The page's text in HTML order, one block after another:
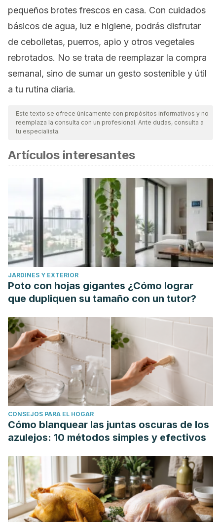
pequeños brotes frescos en casa. Con cuidados
básicos de agua, luz e higiene, podrás disfrutar
de cebolletas, puerros, apio y otros vegetales
rebrotados. No se trata de reemplazar la compra
semanal, sino de sumar un gesto sostenible y útil
a tu rutina diaria.
Este texto se ofrece únicamente con propósitos informativos y no
reemplaza la consulta con un profesional. Ante dudas, consulta a
tu especialista.
Artículos interesantes
JARDINES Y EXTERIOR
Poto con hojas gigantes ¿Cómo lograr
que dupliquen su tamaño con un tutor?
CONSEJOS PARA EL HOGAR
Cómo blanquear las juntas oscuras de los
azulejos: 10 métodos simples y efectivos